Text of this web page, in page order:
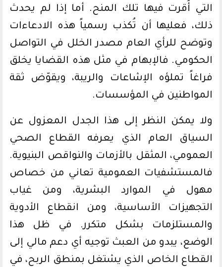
التي أُقرت فيها تلك المنح. أما إذا لم يحدث
ذلك، فعليها أن تُكذب رسمياً هذه الادعاءات
وتوضح للرأي العام مصدر الخلل في التواصل
الحكومي. فالإبهام في مثل هذه القضايا يخلق
فراغاً تملؤه الإشاعات والريبة، ويقوّض ثقة
المواطنين في المؤسسات.
ولا يمكن النظر إلى هذا الجدل المعزول عن
السياق العام الذي يعرفه القطاع الصحي
العمومي، المثقل بالأزمات والنواقص البنيوية.
فالمستشفيات العمومية تعاني من خصاص
مهول في الموارد البشرية، ومن غياب
التجهيزات الأساسية، ومن انقطاع الأدوية
والمستلزمات بشكل متكرر. في ظل هذا
الوضع، يبدو من العبث توجيه أي دعم مالي إلى
القطاع الخاص الذي يشتغل بمنطق الربح، في